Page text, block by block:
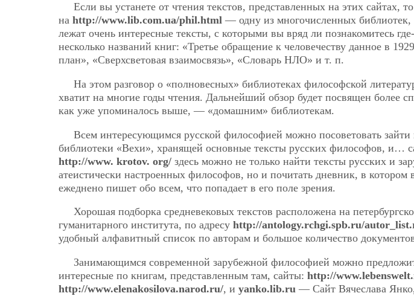
Если вы устанете от чтения текстов, представленных на этих сайтах,
на http://www.lib.com.ua/phil.html — одну из многочисленных библиотек,
лежат очень интересные тексты, с которыми вы вряд ли познакомитесь
несколько названий книг: «Третье обращение к человечеству данное в
план», «Сверхсветовая взаимосвязь», «Словарь НЛО» и т. п.
На этом разговор о «полновесных» библиотеках философской
хватит на многие годы чтения. Дальнейший обзор будет посвящен более
как уже упоминалось выше, — «домашним» библиотекам.
Всем интересующимся русской философией можно посоветовать зайти
библиотеки «Вехи», хранящей основные тексты русских философов, и…
http://www. krotov. org/ здесь можно не только найти тексты русских и
атеистически настроенных философов, но и почитать дневник, в котором
ежеднено пишет обо всем, что попадает в его поле зрения.
Хорошая подборка средневековых текстов расположена на
гуманитарного института, по адресу http://antology.rchgi.spb.ru/
удобный алфавитный список по авторам и большое количество
Занимающимся современной зарубежной философией можно
интересные по книгам, представленным там, сайты: http://
http://www.elenakosilova.narod.ru/, и yanko.lib.ru — Сайт Вячеслава